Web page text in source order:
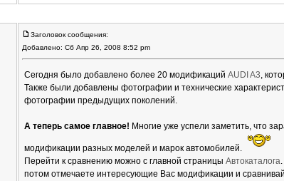
Заголовок сообщения:
Добавлено: Сб Апр 26, 2008 8:52 pm
Сегодня было добавлено более 20 модификаций AUDI A3,
Также были добавлены фотографии и технические
фотографии предыдущих поколений.
А теперь самое главное! Многие уже успели заметить, что
модификации разных моделей и марок автомобилей.
Перейти к сравнению можно с главной страницы Автокаталога.
потом отмечаете интересующие Вас модификации и